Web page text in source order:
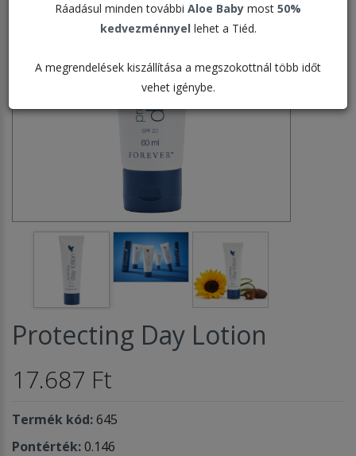
Ráadásul minden további Aloe Baby most 50%
kedvezménnyel lehet a Tiéd.
A megrendelések kiszállítása a megszokottnál több időt
vehet igénybe.
Protecting Day Lotion
17.687 Ft
Termék kód:645
Pontérték:0.146